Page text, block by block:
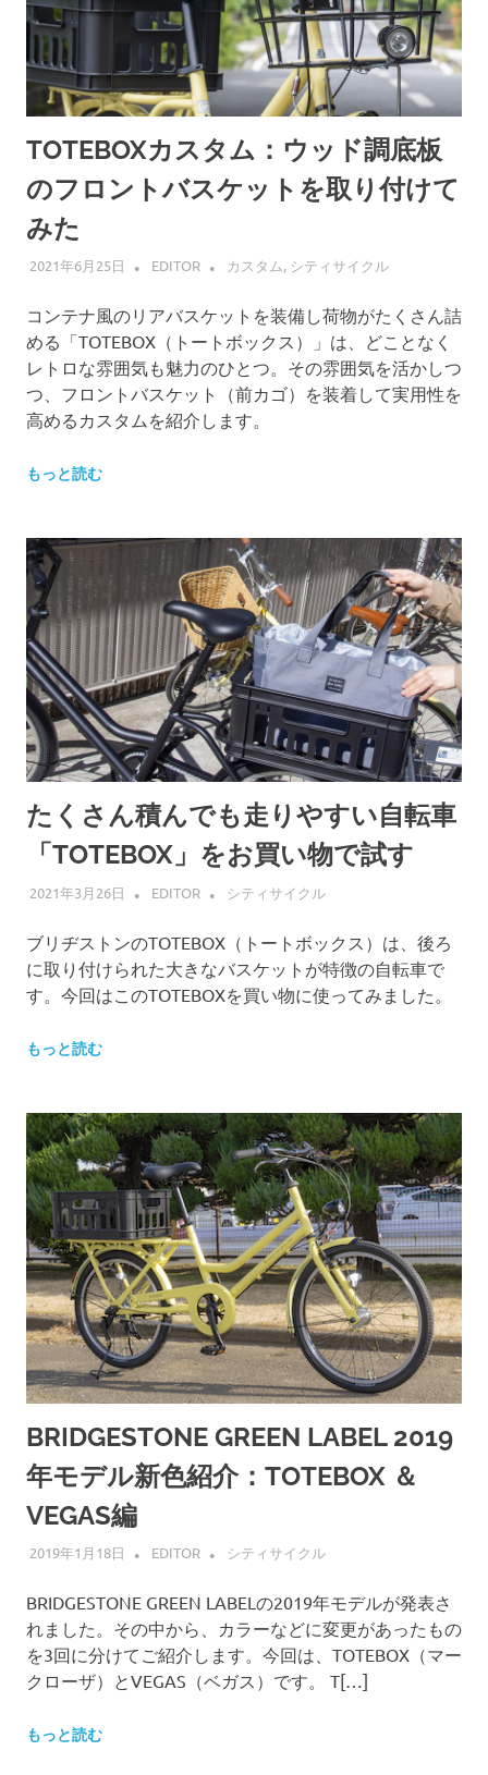
TOTEBOXカスタム：ウッド調底板
のフロントバスケットを取り付けて
みた
2021年6月25日 EDITOR カスタム, シティサイクル
コンテナ風のリアバスケットを装備し荷物がたくさん詰
める「TOTEBOX（トートボックス）」は、どことなく
レトロな雰囲気も魅力のひとつ。その雰囲気を活かしつ
つ、フロントバスケット（前カゴ）を装着して実用性を
高めるカスタムを紹介します。
もっと読む
たくさん積んでも走りやすい自転車
「TOTEBOX」をお買い物で試す
2021年3月26日 EDITOR シティサイクル
ブリヂストンのTOTEBOX（トートボックス）は、後ろ
に取り付けられた大きなバスケットが特徴の自転車で
す。今回はこのTOTEBOXを買い物に使ってみました。
もっと読む
BRIDGESTONE GREEN LABEL 2019
年モデル新色紹介：TOTEBOX ＆
VEGAS編
2019年1月18日 EDITOR シティサイクル
BRIDGESTONE GREEN LABELの2019年モデルが発表さ
れました。その中から、カラーなどに変更があったもの
を3回に分けてご紹介します。今回は、TOTEBOX（マー
クローザ）とVEGAS（ベガス）です。 T[…]
もっと読む